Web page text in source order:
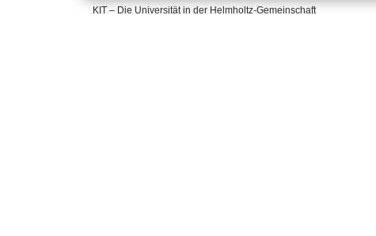
KIT – Die Universität in der Helmholtz-Gemeinschaft